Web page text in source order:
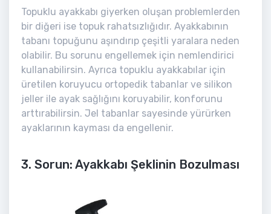
Topuklu ayakkabı giyerken oluşan problemlerden
bir diğeri ise topuk rahatsızlığıdır. Ayakkabının
tabanı topuğunu aşındırıp çeşitli yaralara neden
olabilir. Bu sorunu engellemek için nemlendirici
kullanabilirsin. Ayrıca topuklu ayakkabılar için
üretilen koruyucu ortopedik tabanlar ve silikon
jeller ile ayak sağlığını koruyabilir, konforunu
arttırabilirsin. Jel tabanlar sayesinde yürürken
ayaklarının kayması da engellenir.
3. Sorun: Ayakkabı Şeklinin Bozulması